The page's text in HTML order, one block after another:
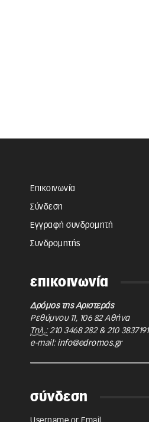
Επικοινωνία
Σύνδεση
Εγγραφή συνδρομητή
Συνδρομητής
επικοινωνία
Δρόμος της Αριστεράς
Ρεθύμνου 11, 106 82 Αθήνα
Τηλ.: 210 3468 282& 210 3837191
e-mail: info@edromos.gr
σύνδεση